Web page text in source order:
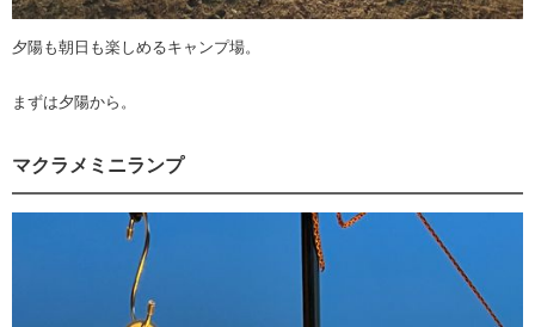
夕陽も朝日も楽しめるキャンプ場。
まずは夕陽から。
マクラメミニランプ